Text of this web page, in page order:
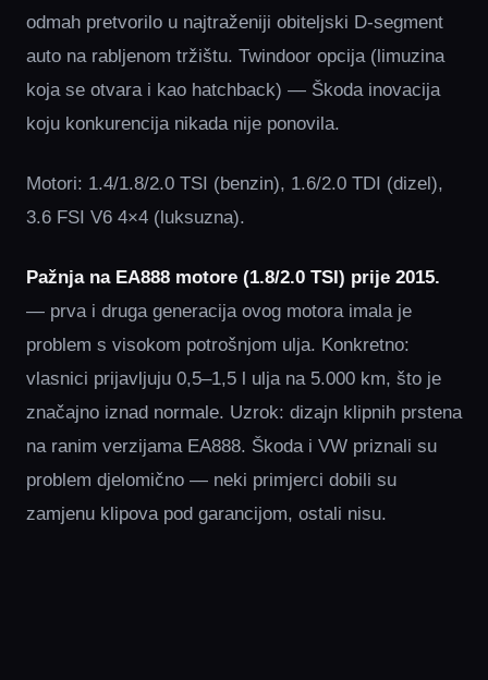
odmah pretvorilo u najtraženiji obiteljski D-segment
auto na rabljenom tržištu. Twindoor opcija (limuzina
koja se otvara i kao hatchback) — Škoda inovacija
koju konkurencija nikada nije ponovila.
Motori: 1.4/1.8/2.0 TSI (benzin), 1.6/2.0 TDI (dizel),
3.6 FSI V6 4×4 (luksuzna).
Pažnja na EA888 motore (1.8/2.0 TSI) prije 2015.
— prva i druga generacija ovog motora imala je
problem s visokom potrošnjom ulja. Konkretno:
vlasnici prijavljuju 0,5–1,5 l ulja na 5.000 km, što je
značajno iznad normale. Uzrok: dizajn klipnih prstena
na ranim verzijama EA888. Škoda i VW priznali su
problem djelomično — neki primjerci dobili su
zamjenu klipova pod garancijom, ostali nisu.